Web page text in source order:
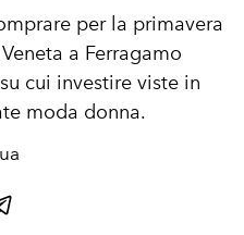
per la primavera
a Ferragamo
cui investire viste in
moda donna.